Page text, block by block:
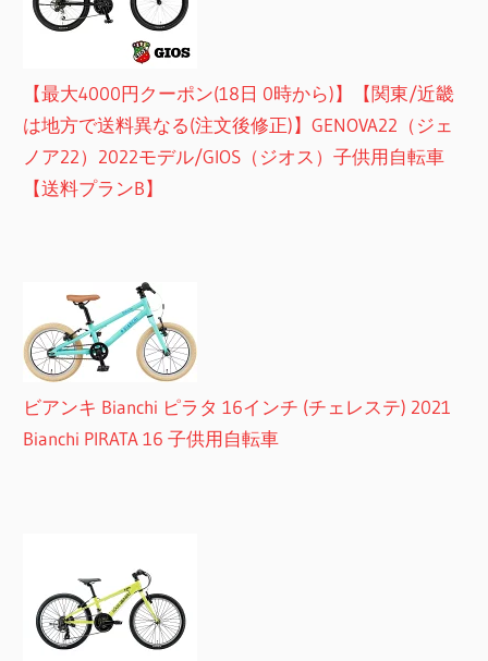
【最大4000円クーポン(18日 0時から)】【関東/近畿
は地方で送料異なる(注文後修正)】GENOVA22（ジェ
ノア22）2022モデル/GIOS（ジオス）子供用自転車
【送料プランB】
ビアンキ Bianchi ピラタ 16インチ (チェレステ) 2021
Bianchi PIRATA 16 子供用自転車